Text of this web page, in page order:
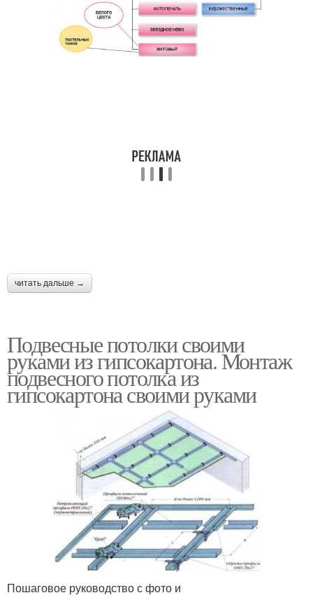
читать дальше →
Подвесные потолки своими
руками из гипсокартона. Монтаж
подвесного потолка из
гипсокартона своими руками
Пошаговое руководство с фото и